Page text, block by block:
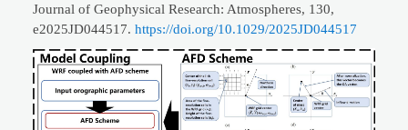
Journal of Geophysical Research: Atmospheres, 130,
e2025JD044517. https://doi.org/10.1029/2025JD044517